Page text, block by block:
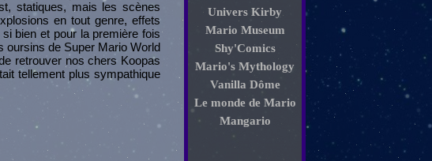
Univers Kirby
Mario Museum
Shy'Comics
Mario's Mythology
Vanilla Dôme
Le monde de Mario
Mangario
statiques, mais les scènes
en tout genre, effets
bien et pour la première fois
oursins de Super Mario World
retrouver nos chers Koopas
tellement plus sympathique